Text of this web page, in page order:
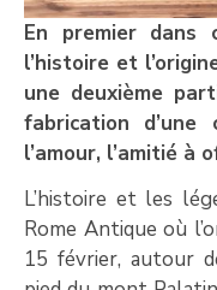
En premier dans
l’histoire et
une deuxième
fabrication d’une
l’amour, l’amitié à
L’histoire et les
Rome Antique où
15 février, autour